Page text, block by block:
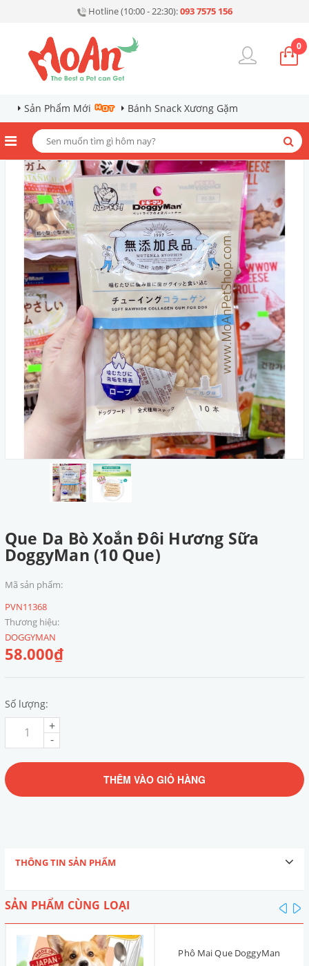
Hotline (10:00 - 22:30):093 7575 156
0
Sản Phẩm Mới Bánh Snack Xương Gặm
Que Da Bò Xoắn Đôi Hương Sữa
DoggyMan (10 Que)
Mã sản phẩm:
PVN11368
Thương hiệu:
DOGGYMAN
58.000₫
Số lượng:
-
+
THÊM VÀO GIỎ HÀNG
THÔNG TIN SẢN PHẨM
SẢN PHẨM CÙNG LOẠI
Phô Mai Que DoggyMan